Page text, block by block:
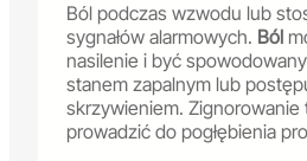
Ból podczas wzwodu lub
sygnałów alarmowych. Ból
nasilenie i być
stanem zapalnym lub
skrzywieniem.
prowadzić do pogłębienia